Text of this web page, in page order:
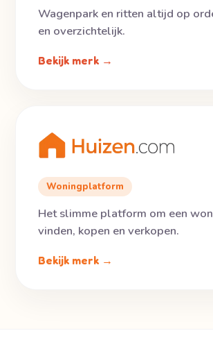
Wagenpark en ritten altijd op
en overzichtelijk.
Bekijk merk →
Woningplatform
Het slimme platform om een
vinden, kopen en verkopen.
Bekijk merk →